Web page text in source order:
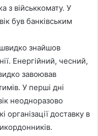
з військкомату. У
був банківським
знайшов
Енергійний, чесний,
завоював
У перші дні
неодноразово
організації доставку в